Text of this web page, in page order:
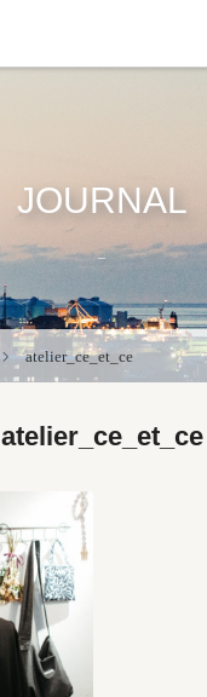
JOURNAL
_
atelier_ce_et_ce
atelier_ce_et_ce